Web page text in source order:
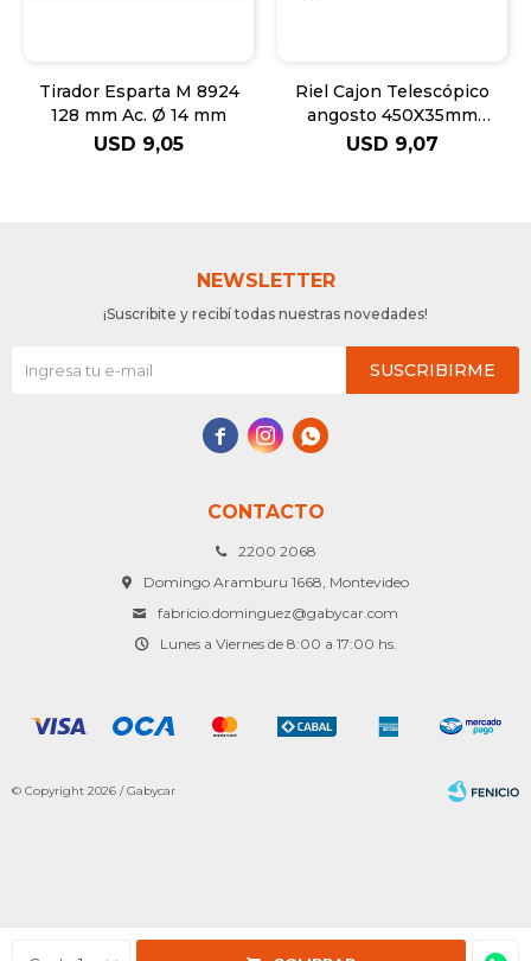
Tirador Esparta M 8924
128 mm Ac. Ø 14 mm
USD 9,05
Riel Cajon Telescópico
angosto 450X35mm
Meat.Ju
USD 9,07
CONTACTO
2200 2068
Domingo Aramburu 1668, Montevideo
fabricio.dominguez@gabycar.com
Lunes a Viernes de 8:00 a 17:00 hs.
NEWSLETTER
¡Suscribite y recibí todas nuestras novedades!
SUSCRIBIRME
  
© Copyright 2026 / Gabycar
Fenicio